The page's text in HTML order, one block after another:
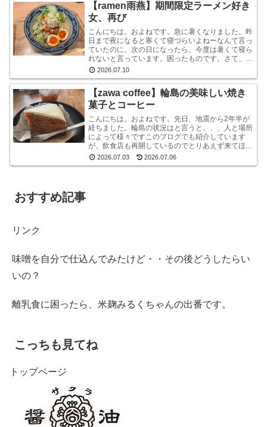
【ramen雨燕】期間限定ラーメン好き
女、再び
こんにちは。およねです。急に暑くなりました。昨
日まで夜になると寒くて寝づらいよねーなんて言っ
ていたのに、次の日になったら、今度は暑くて寝ら
れないと言っています。困ったものです。さて、先
日金沢へ行ったとき、ひさしぶりにひとりラーメン
を堪能して...
2026.07.10
【zawa coffee】輪島の美味しい焼き
菓子とコーヒー
こんにちは。およねです。先日、地震から2年半が
経ちました。輪島の状況はと言うと、、、人と場所
によって様々ですこのブログでも紹介しています
が、飲食店も再開しているのでとりあえず来てほし
いです。宿泊施設は少な目ですが、、、参考サイト
あとコンビニ...
2026.07.03 2026.07.06
おすすめ記事
リンク
味噌を自分で仕込んでみたけど・・その後どうしたらい
いの？
離乳食に困ったら、米麹みるくちゃんの出番です。
こっちも見てね
トップページ